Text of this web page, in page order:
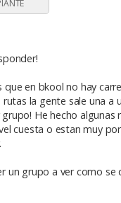
que en bkool no hay
rutas la gente sale una a
He hecho algunas
cuesta o estan muy
un grupo a ver como se